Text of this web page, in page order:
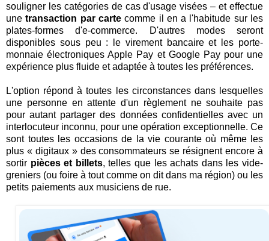
souligner les catégories de cas d'usage visées – et effectue
unetransaction par cartecomme il en a l'habitude sur les
plates-formes d'e-commerce. D'autres modes seront
disponibles sous peu : le virement bancaire et les porte-
monnaie électroniques Apple Pay et Google Pay pour une
expérience plus fluide et adaptée à toutes les préférences.
L'option répond à toutes les circonstances dans lesquelles
une personne en attente d'un règlement ne souhaite pas
pour autant partager des données confidentielles avec un
interlocuteur inconnu, pour une opération exceptionnelle. Ce
sont toutes les occasions de la vie courante où même les
plus « digitaux » des consommateurs se résignent encore à
sortir pièces et billets, telles que les achats dans les vide-
greniers (ou foire à tout comme on dit dans ma région) ou les
petits paiements aux musiciens de rue.